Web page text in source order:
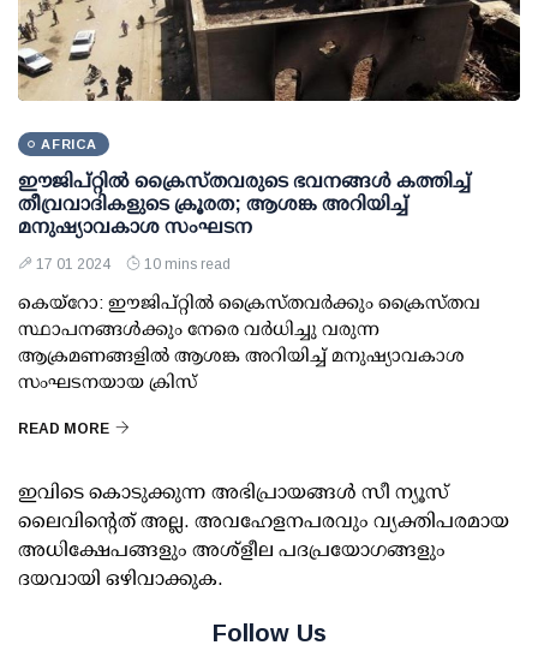
AFRICA
ഈജിപ്റ്റില്‍ ക്രൈസ്തവരുടെ ഭവനങ്ങള്‍ കത്തിച്ച്
തീവ്രവാദികളുടെ ക്രൂരത; ആശങ്ക അറിയിച്ച്
മനുഷ്യാവകാശ സംഘടന
17 01 2024 10 mins read
കെയ്‌റോ: ഈജിപ്റ്റില്‍ ക്രൈസ്തവര്‍ക്കും ക്രൈസ്തവ
സ്ഥാപനങ്ങള്‍ക്കും നേരെ വര്‍ധിച്ചു വരുന്ന
ആക്രമണങ്ങളില്‍ ആശങ്ക അറിയിച്ച് മനുഷ്യാവകാശ
സംഘടനയായ ക്രിസ്
READ MORE
ഇവിടെ കൊടുക്കുന്ന അഭിപ്രായങ്ങള്‍ സീ ന്യൂസ്
ലൈവിന്റെത് അല്ല. അവഹേളനപരവും വ്യക്തിപരമായ
അധിക്ഷേപങ്ങളും അശ്‌ളീല പദപ്രയോഗങ്ങളും
ദയവായി ഒഴിവാക്കുക.
Follow Us